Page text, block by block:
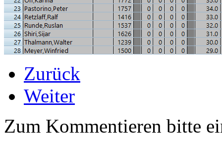
Zurück
Weiter
Zum Kommentieren bitte